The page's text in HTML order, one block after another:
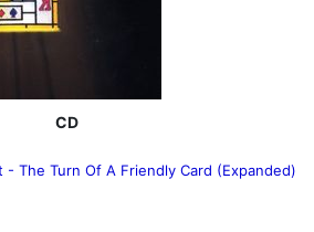
CD
- The Turn Of A Friendly Card (Expanded)